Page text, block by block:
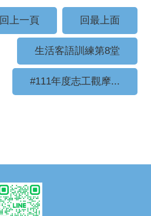
回上一頁 回最上面
生活客語訓練第8堂
#111年度志工觀摩...